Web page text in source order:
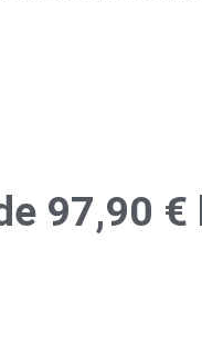
97,90 €